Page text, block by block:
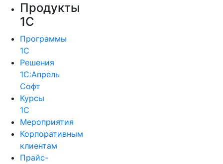
Продукты
1С
Программы
1С
Решения
1С:Апрель
Софт
Курсы
1С
Мероприятия
Корпоративным
клиентам
Прайс-